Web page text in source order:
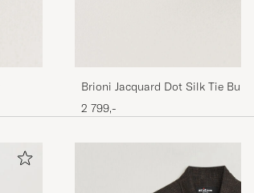
Brioni Jacquard Dot Silk Tie
2 799,-